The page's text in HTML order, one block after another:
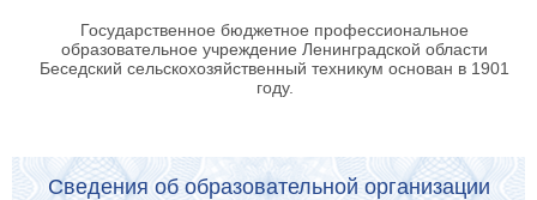
Государственное бюджетное профессиональное
образовательное учреждение Ленинградской области
Беседский сельскохозяйственный техникум основан в 1901
году.
Сведения об образовательной организации